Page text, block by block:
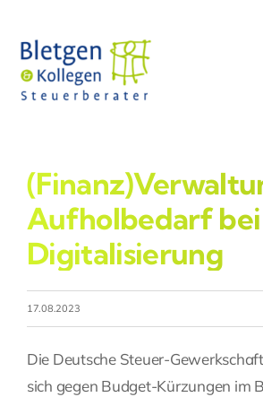
Inhalt
springen
Profil
Leistungen
Team
Stellenangebote
Aufholbedarf bei
Digitalisierung
17.08.2023
Die Deutsche Steuer-
sich gegen Budget-Kürzungen im